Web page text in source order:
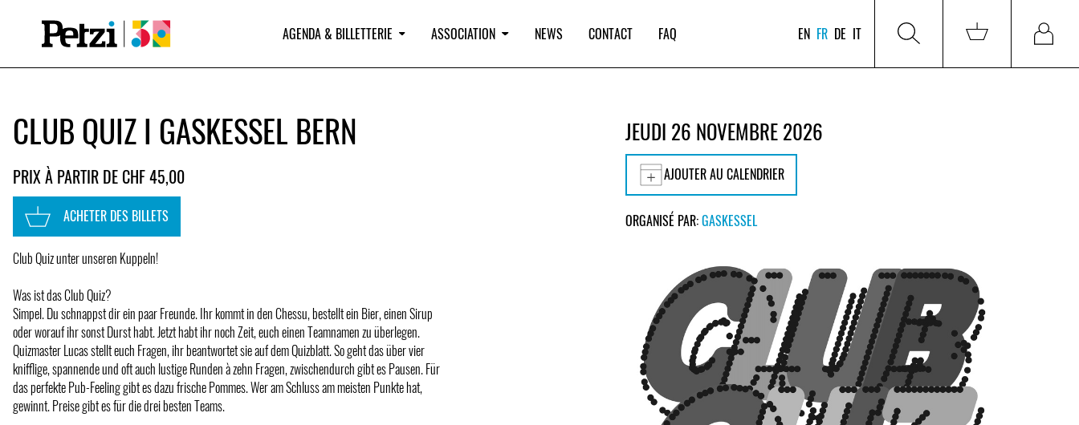
AGENDA & BILLETTERIE ASSOCIATION NEWS CONTACT FAQ EN FR DE IT
CLUB QUIZ I GASKESSEL BERN
PRIX À PARTIR DE CHF 45,00
ACHETER DES BILLETS
Club Quiz unter unseren Kuppeln!
Was ist das Club Quiz?
Simpel. Du schnappst dir ein paar Freunde. Ihr kommt in den Chessu, bestellt ein Bier, einen Sirup
oder worauf ihr sonst Durst habt. Jetzt habt ihr noch Zeit, euch einen Teamnamen zu überlegen.
Quizmaster Lucas stellt euch Fragen, ihr beantwortet sie auf dem Quizblatt. So geht das über vier
knifflige, spannende und oft auch lustige Runden à zehn Fragen, zwischendurch gibt es Pausen. Für
das perfekte Pub-Feeling gibt es dazu frische Pommes. Wer am Schluss am meisten Punkte hat,
gewinnt. Preise gibt es für die drei besten Teams.
JEUDI 26 NOVEMBRE 2026
AJOUTER AU CALENDRIER
ORGANISÉ PAR:GASKESSEL